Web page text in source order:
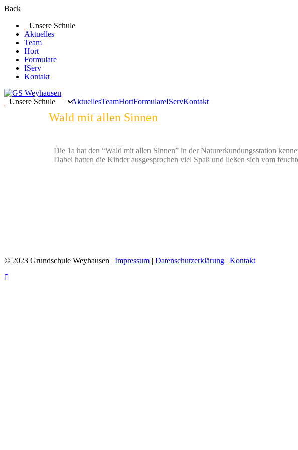
Back
Unsere Schule
Aktuelles
Team
Hort
Formulare
IServ
Kontakt
Unsere Schule AktuellesTeamHortFormulareIServKontakt
Wald mit allen Sinnen
Die 1a hat den “Wald mit allen Sinnen” in der Naturerkundungsstation
Dabei hatten die Kinder ausgesprochen viel Spaß und ließen sich vom
© 2023 Grundschule Weyhausen | Impressum | Datenschutzerklärung | Kontakt